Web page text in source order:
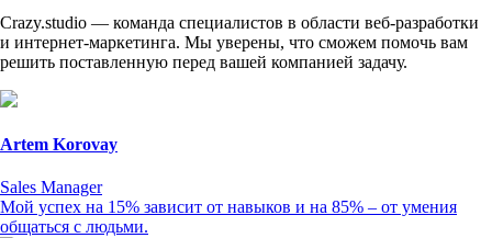
Crazy.studio — команда специалистов в области веб-разработки
и интернет-маркетинга. Мы уверены, что сможем помочь вам
решить поставленную перед вашей компанией задачу.
Artem Korovay
Sales Manager
Мой успех на 15% зависит от навыков и на 85% – от умения
общаться с людьми.